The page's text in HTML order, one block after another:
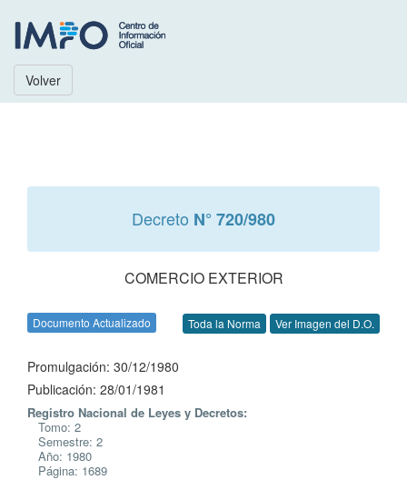
Volver
Decreto N° 720/980
COMERCIO EXTERIOR
Documento Actualizado Toda la Norma Ver Imagen del D.O.
Promulgación: 30/12/1980
Publicación: 28/01/1981
Registro Nacional de Leyes y Decretos:
Tomo: 2
Semestre: 2
Año: 1980
Página: 1689